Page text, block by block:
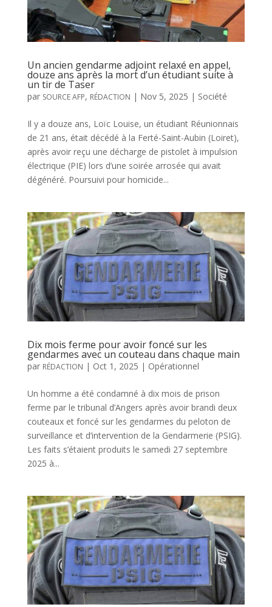
Un ancien gendarme adjoint relaxé en appel,
douze ans après la mort d’un étudiant suite à
un tir de Taser
par SOURCE AFP, RÉDACTION | Nov 5, 2025 | Société
Il y a douze ans, Loïc Louise, un étudiant Réunionnais
de 21 ans, était décédé à la Ferté-Saint-Aubin (Loiret),
après avoir reçu une décharge de pistolet à impulsion
électrique (PIE) lors d’une soirée arrosée qui avait
dégénéré. Poursuivi pour homicide...
Dix mois ferme pour avoir foncé sur les
gendarmes avec un couteau dans chaque main
par RÉDACTION | Oct 1, 2025 | Opérationnel
Un homme a été condamné à dix mois de prison
ferme par le tribunal d’Angers après avoir brandi deux
couteaux et foncé sur les gendarmes du peloton de
surveillance et d’intervention de la Gendarmerie (PSIG).
Les faits s’étaient produits le samedi 27 septembre
2025 à...